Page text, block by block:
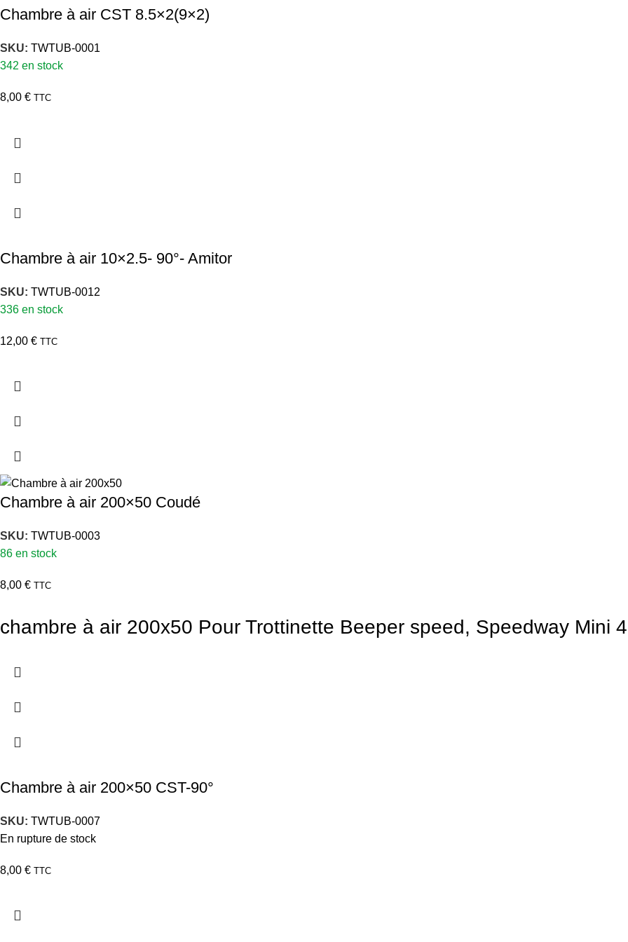
Chambre à air CST 8.5×2(9×2)
SKU: TWTUB-0001
342 en stock
8,00 € TTC
Chambre à air 10×2.5- 90°- Amitor
SKU: TWTUB-0012
336 en stock
12,00 € TTC
Chambre à air 200×50 Coudé
SKU: TWTUB-0003
86 en stock
8,00 € TTC
chambre à air 200x50 Pour Trottinette Beeper speed, Speedway Mini
Chambre à air 200×50 CST-90°
SKU: TWTUB-0007
En rupture de stock
8,00 € TTC